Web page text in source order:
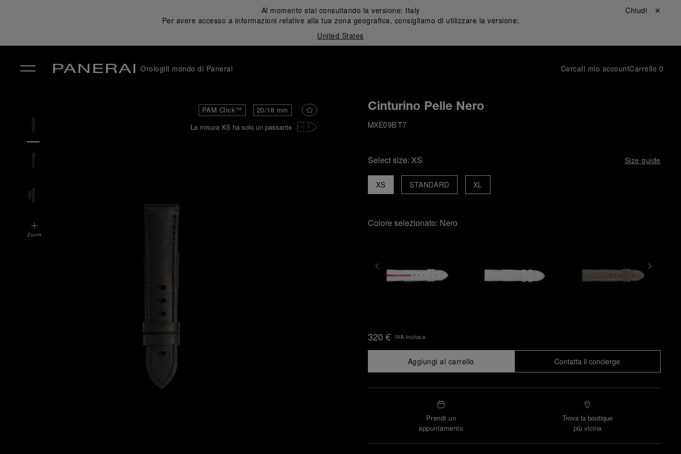
Al momento stai consultando la versione: Italy
Per avere accesso a informazioni relative alla tua zona geografica, consigliamo di utilizzare la versione:
United States
Chiudi ✕
OrologiIl mondo di Panerai CercaIl mio accountCarrello 0
PAM Click™
20/18 mm
La misura XS ha solo un passante
Cinturino Pelle Nero
MXE09BT7
Select size: XS Size guide
XS STANDARD XL
Colore selezionato: Nero
320 € IVA Inclusa
Aggiungi al carrello Contatta il concierge
Prendi un
appuntamento
Trova la boutique
più vicina